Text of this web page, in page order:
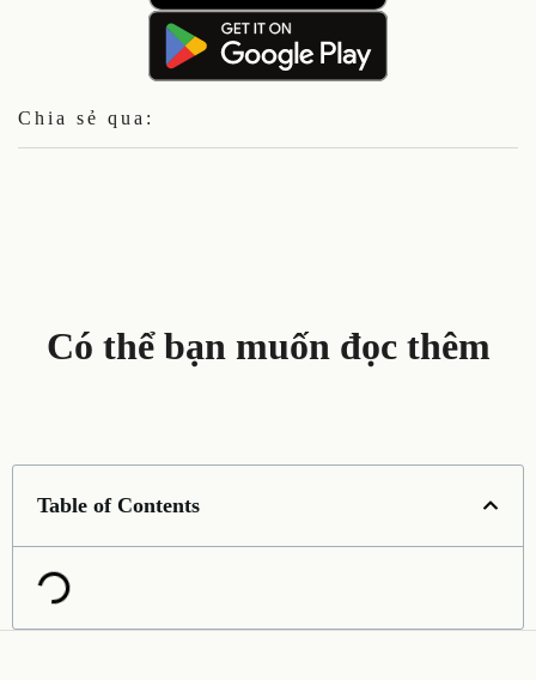
Chia sẻ qua:
Có thể bạn muốn đọc thêm
Table of Contents